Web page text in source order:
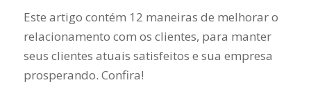
Este artigo contém 12 maneiras de melhorar o
relacionamento com os clientes, para manter
seus clientes atuais satisfeitos e sua empresa
prosperando. Confira!